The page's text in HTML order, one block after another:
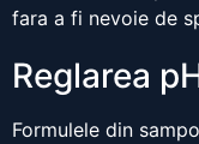
fara a fi nevoie de
Reglarea
Formulele din